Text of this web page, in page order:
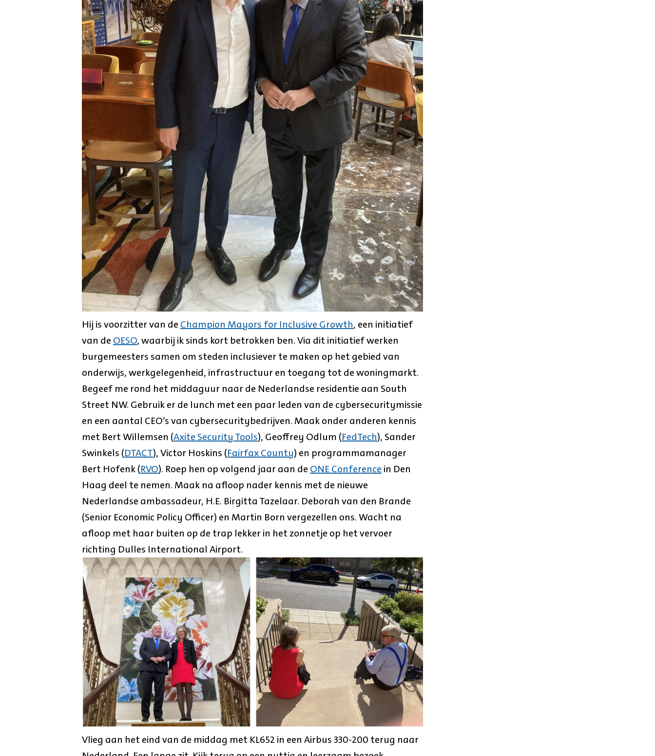
Hij is voorzitter van de Champion Mayors for Inclusive Growth, een initiatief
van de OESO, waarbij ik sinds kort betrokken ben. Via dit initiatief werken
burgemeesters samen om steden inclusiever te maken op het gebied van
onderwijs, werkgelegenheid, infrastructuur en toegang tot de woningmarkt.
Begeef me rond het middaguur naar de Nederlandse residentie aan South
Street NW. Gebruik er de lunch met een paar leden van de cybersecuritymissie
en een aantal CEO’s van cybersecuritybedrijven. Maak onder anderen kennis
met Bert Willemsen (Axite Security Tools), Geoffrey Odlum (FedTech), Sander
Swinkels (DTACT), Victor Hoskins (Fairfax County) en programmamanager
Bert Hofenk (RVO). Roep hen op volgend jaar aan de ONE Conference in Den
Haag deel te nemen. Maak na afloop nader kennis met de nieuwe
Nederlandse ambassadeur, H.E. Birgitta Tazelaar. Deborah van den Brande
(Senior Economic Policy Officer) en Martin Born vergezellen ons. Wacht na
afloop met haar buiten op de trap lekker in het zonnetje op het vervoer
richting Dulles International Airport.
Vlieg aan het eind van de middag met KL652 in een Airbus 330-200 terug naar